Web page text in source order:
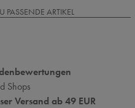
ARTIKEL
Shops
Versand ab 49 EUR